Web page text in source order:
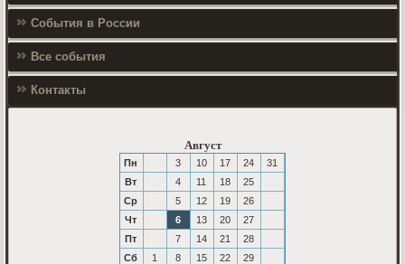
События в России
Все события
Контакты
Август
Пн 3 10 17 24
31
Вт
4 11 18
25
Ср
5 12 19
26
Чт
6 13 20
27
Пт
7 14 21
28
Сб
1 8 15 22
29